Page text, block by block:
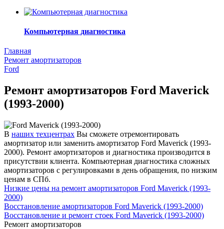
Компьютерная диагностика
Главная
Ремонт амортизаторов
Ford
Ремонт амортизаторов Ford Maverick
(1993-2000)
В наших техцентрах Вы сможете отремонтировать
амортизатор или заменить амортизатор Ford Maverick (1993-
2000). Ремонт амортизаторов и диагностика производится в
присутствии клиента. Компьютерная диагностика сложных
амортизаторов с регулировками в день обращения, по низким
ценам в СПб.
Низкие цены на ремонт амортизаторов Ford Maverick (1993-
2000)
Восстановление амортизаторов Ford Maverick (1993-2000)
Восстановление и ремонт стоек Ford Maverick (1993-2000)
Ремонт амортизаторов